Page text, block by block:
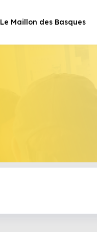
Le Maillon des Basques